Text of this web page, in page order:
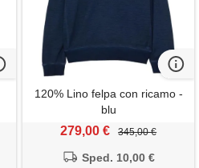
120% Lino felpa con ricamo -
blu
279,00 € 345,00 €
Sped. 10,00 €